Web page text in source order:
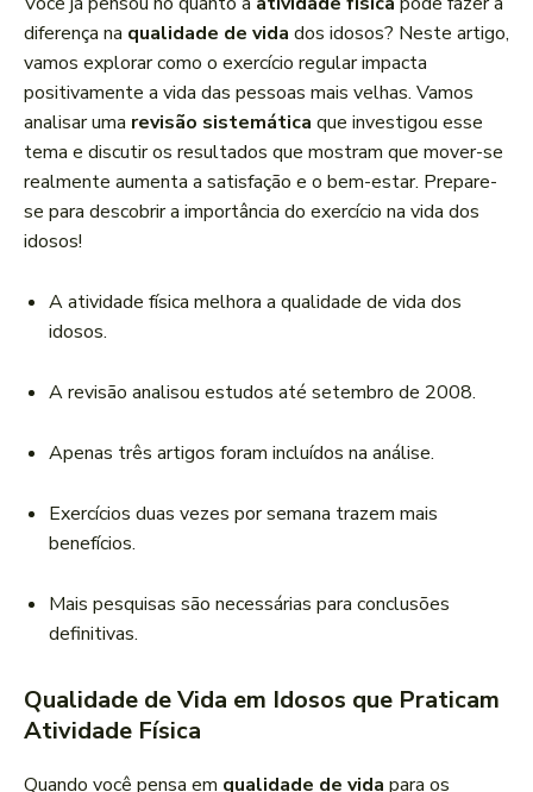
c
a
d
o
r
d
e
á
u
diferença na qualidade de vida dos idosos? Neste artigo,
vamos explorar como o exercício regular impacta
positivamente a vida das pessoas mais velhas. Vamos
analisar uma revisão sistemática que investigou esse
tema e discutir os resultados que mostram que mover-se
realmente aumenta a satisfação e o bem-estar. Prepare-
se para descobrir a importância do exercício na vida dos
idosos!
A atividade física melhora a qualidade de vida dos
idosos.
A revisão analisou estudos até setembro de 2008.
Apenas três artigos foram incluídos na análise.
Exercícios duas vezes por semana trazem mais
benefícios.
Mais pesquisas são necessárias para conclusões
definitivas.
Qualidade de Vida em Idosos que Praticam
Atividade Física
Quando você pensa em qualidade de vida para os